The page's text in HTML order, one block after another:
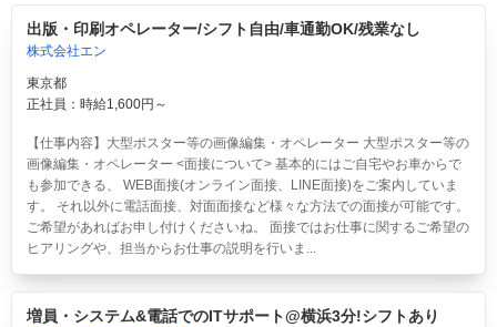
出版・印刷オペレーター/シフト自由/車通勤OK/残業なし
株式会社エン
東京都
正社員：時給1,600円～
【仕事内容】大型ポスター等の画像編集・オペレーター 大型ポスター等の
画像編集・オペレーター <面接について> 基本的にはご自宅やお車からで
も参加できる、 WEB面接(オンライン面接、LINE面接)をご案内していま
す。 それ以外に電話面接、対面面接など様々な方法での面接が可能です。
ご希望があればお申し付けくださいね。 面接ではお仕事に関するご希望の
ヒアリングや、担当からお仕事の説明を行いま...
増員・システム&電話でのITサポート@横浜3分!シフトあり